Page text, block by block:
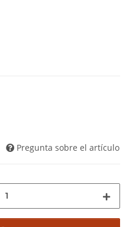
Pregunta sobre el artículo